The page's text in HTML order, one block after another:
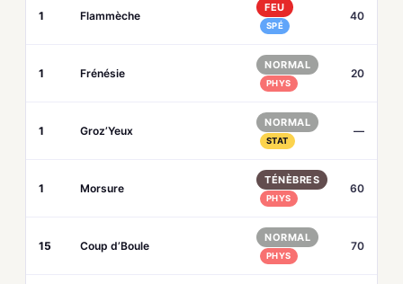
1 Flammèche
FEU
SPÉ
40
1 Frénésie
NORMAL
PHYS
20
1 Groz’Yeux
NORMAL
STAT
—
1 Morsure
TÉNÈBRES
PHYS
60
15 Coup d’Boule
NORMAL
PHYS
70